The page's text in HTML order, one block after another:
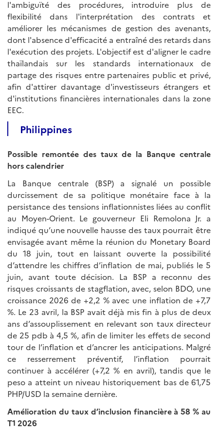
l'ambiguïté des procédures, introduire plus de
flexibilité dans l'interprétation des contrats et
améliorer les mécanismes de gestion des avenants,
dont l'absence d'efficacité a entraîné des retards dans
l'exécution des projets. L'objectif est d'aligner le cadre
thaïlandais sur les standards internationaux de
partage des risques entre partenaires public et privé,
afin d'attirer davantage d'investisseurs étrangers et
d'institutions financières internationales dans la zone
EEC.
Philippines
Possible remontée des taux de la Banque centrale
hors calendrier
La Banque centrale (BSP) a signalé un possible
durcissement de sa politique monétaire face à la
persistance des tensions inflationnistes liées au conflit
au Moyen-Orient. Le gouverneur Eli Remolona Jr. a
indiqué qu’une nouvelle hausse des taux pourrait être
envisagée avant même la réunion du Monetary Board
du 18 juin, tout en laissant ouverte la possibilité
d’attendre les chiffres d’inflation de mai, publiés le 5
juin, avant toute décision. La BSP a reconnu des
risques croissants de stagflation, avec, selon BDO, une
croissance 2026 de +2,2 % avec une inflation de +7,7
%. Le 23 avril, la BSP avait déjà mis fin à plus de deux
ans d’assouplissement en relevant son taux directeur
de 25 pdb à 4,5 %, afin de limiter les effets de second
tour de l’inflation et d’ancrer les anticipations. Malgré
ce resserrement préventif, l’inflation pourrait
continuer à accélérer (+7,2 % en avril), tandis que le
peso a atteint un niveau historiquement bas de 61,75
PHP/USD la semaine dernière.
Amélioration du taux d’inclusion financière à 58 % au
T1 2026